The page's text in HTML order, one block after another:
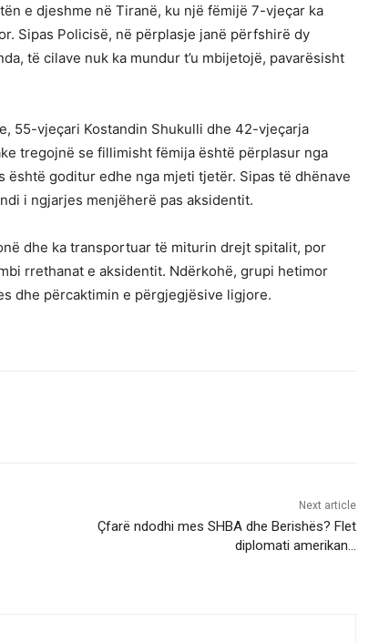
e djeshme në Tiranë, ku një fëmijë 7-vjeçar ka
Sipas Policisë, në përplasje janë përfshirë dy
të cilave nuk ka mundur t’u mbijetojë, pavarësisht
55-vjeçari Kostandin Shukulli dhe 42-vjeçarja
tregojnë se fillimisht fëmija është përplasur nga
goditur edhe nga mjeti tjetër. Sipas të dhënave
i ngjarjes menjëherë pas aksidentit.
dhe ka transportuar të miturin drejt spitalit, por
rrethanat e aksidentit. Ndërkohë, grupi hetimor
dhe përcaktimin e përgjegjësive ligjore.
Next article
Çfarë ndodhi mes SHBA dhe Berishës? Flet
diplomati amerikan…